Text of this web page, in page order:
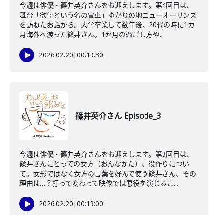
今週は俳優・篠井英介さんをお迎えします。第4回目は、
舞台「欲望という名の電車」ゆかりの地ニューオーリンズ
を訪ねたお話から。大学卒業して数年後、20代の時に1カ
月海外へ渡った篠井さん。1か月の過ごし方や...
2026.02.20 |00:19:30
篠井英介さん Episode_3
今週は俳優・篠井英介さんをお迎えします。第3回目は、
篠井さんにとっての女方（おんながた）、役作りについ
て。女形ではなく女方の言葉を好んで使う篠井さん、その
理由は…？打って変わって映像では悪役を演じるこ...
2026.02.20 |00:19:00